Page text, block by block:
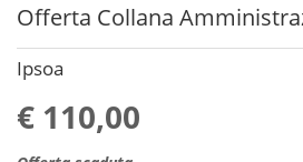
Offerta Collana
Ipsoa
€ 110,00